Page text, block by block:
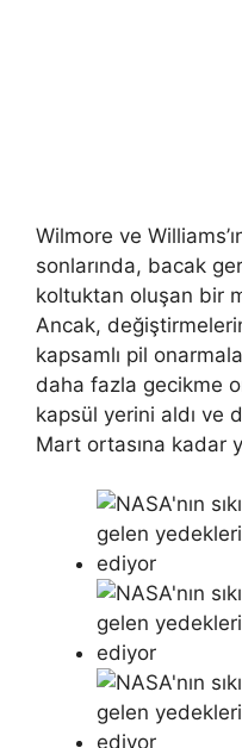
Wilmore ve
sonlarında, bacak
koltuktan oluşan bir
Ancak,
kapsamlı pil
daha fazla gecikme
kapsül yerini aldı ve
Mart ortasına kadar